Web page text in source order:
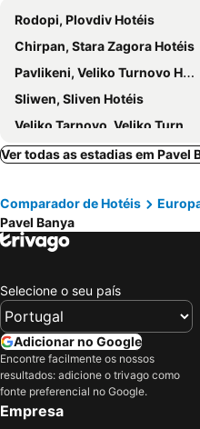
Rodopi, Plovdiv Hotéis
Chirpan, Stara Zagora Hotéis
Pavlikeni, Veliko Turnovo Hotéis
Sliwen, Sliven Hotéis
Veliko Tarnovo, Veliko Turnovo Hotéis
Karlovo, Plovdiv Hotéis
Hissaria, Plovdiv Hotéis
Sófia, Grande Sófia Hotéis
Golden Sands, Varna Hotéis
Nessebar, Burgas Hotéis
Bansko, Blagoewgrad Hotéis
Ver todas as estadias em Pavel
Comparador de Hotéis
Pavel Banya
Selecione o seu país
Adicionar no Google
Encontre facilmente os nossos
resultados: adicione o trivago como
fonte preferencial no Google.
Empresa